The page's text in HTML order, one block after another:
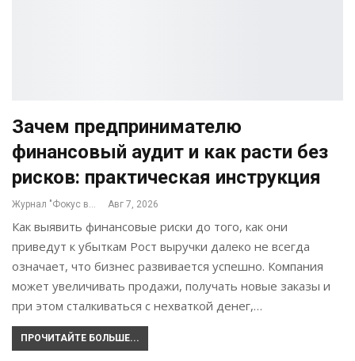
Зачем предпринимателю
финансовый аудит и как расти без
рисков: практическая инструкция
Журнал "Фокус внимания" Авг 7, 2026
Как выявить финансовые риски до того, как они
приведут к убыткам Рост выручки далеко не всегда
означает, что бизнес развивается успешно. Компания
может увеличивать продажи, получать новые заказы и
при этом сталкиваться с нехваткой денег,…
ПРОЧИТАЙТЕ БОЛЬШЕ...